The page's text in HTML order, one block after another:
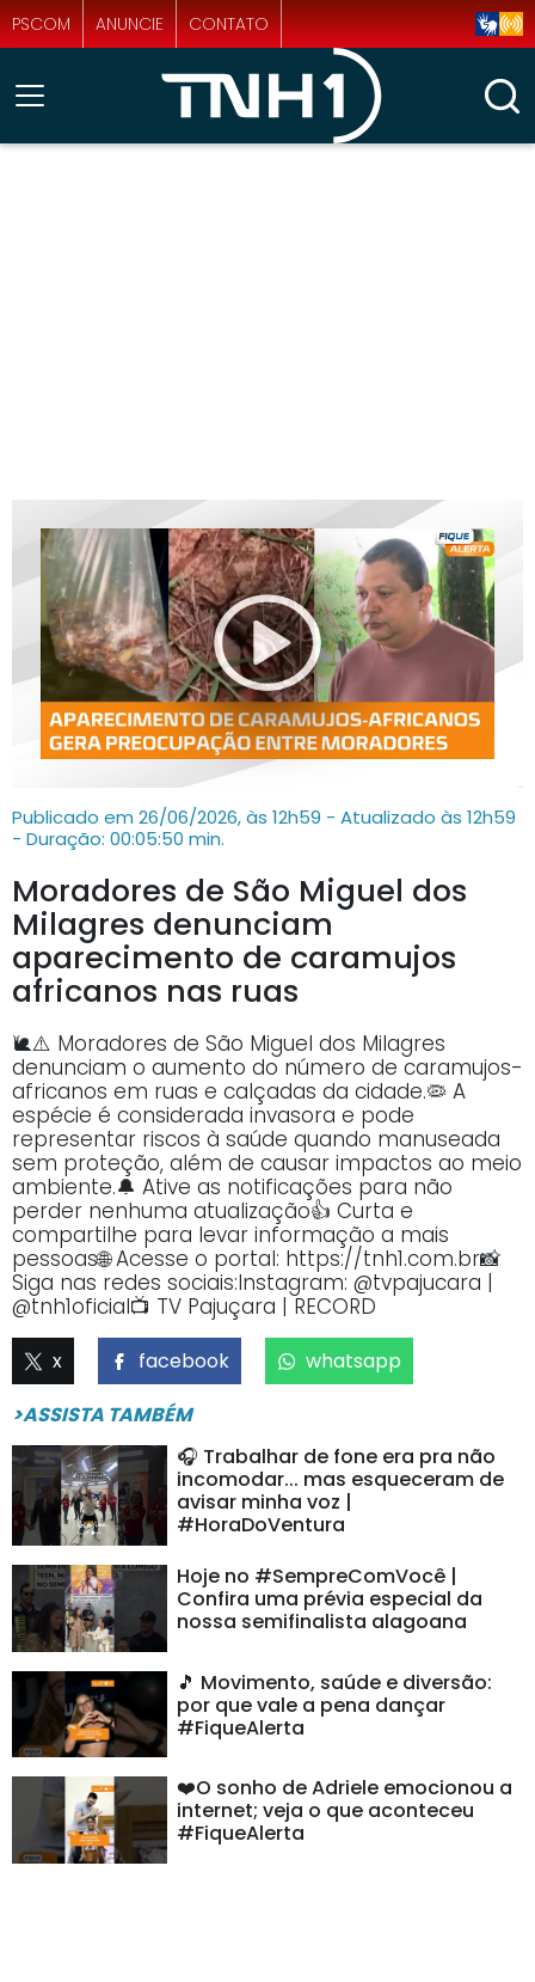
PSCOM ANUNCIE CONTATO
Publicado em 26/06/2026, às 12h59 - Atualizado às 12h59
- Duração: 00:05:50 min.
Moradores de São Miguel dos
Milagres denunciam
aparecimento de caramujos
africanos nas ruas
🐌⚠️ Moradores de São Miguel dos Milagres
denunciam o aumento do número de caramujos-
africanos em ruas e calçadas da cidade.🦠 A
espécie é considerada invasora e pode
representar riscos à saúde quando manuseada
sem proteção, além de causar impactos ao meio
ambiente.🔔 Ative as notificações para não
perder nenhuma atualização👍 Curta e
compartilhe para levar informação a mais
pessoas🌐 Acesse o portal: https://tnh1.com.br📸
Siga nas redes sociais:Instagram: @tvpajucara |
@tnh1oficial📺 TV Pajuçara | RECORD
x facebook
whatsapp
>ASSISTA TAMBÉM
🎧 Trabalhar de fone era pra não
incomodar... mas esqueceram de
avisar minha voz |
#HoraDoVentura
Hoje no #SempreComVocê |
Confira uma prévia especial da
nossa semifinalista alagoana
🎵 Movimento, saúde e diversão:
por que vale a pena dançar
#FiqueAlerta
❤️O sonho de Adriele emocionou a
internet; veja o que aconteceu
#FiqueAlerta